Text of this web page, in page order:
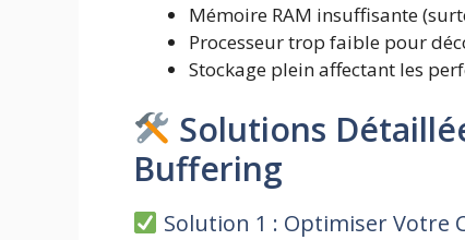
Mémoire RAM insuffisante
Processeur trop faible pour
Stockage plein affectant les
Solutions
Buffering
Solution 1 : Optimiser Votre